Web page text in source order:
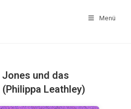
Menü
und das
Leathley)